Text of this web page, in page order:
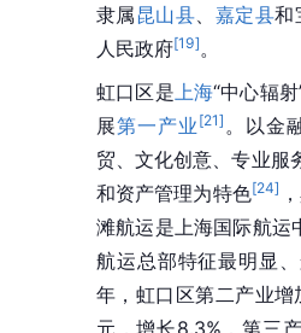
隶属昆山县 嘉定县和
人民政府[19] 。
虹口区是 上海“中心辐
展第一产业 [21] 。以金
贸、文化创意、专业服
和资产管理为特色[24]
滩航运是上海国际航运
航运总部特征最明显
年，虹口区第二产业
元，增长8.3%，第三